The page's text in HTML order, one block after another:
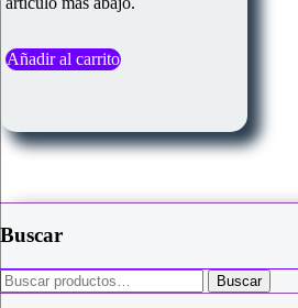
Añadir al carrito
Buscar
Buscar
por:
Buscar